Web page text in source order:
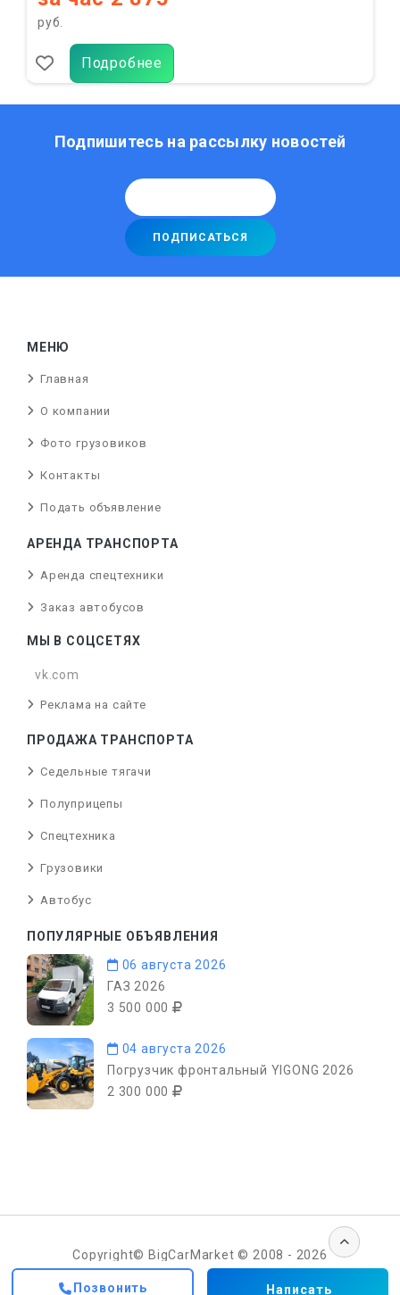
Позвонить Написать
руб.
Подробнее
Подпишитесь на рассылку новостей
МЕНЮ
Главная
О компании
Фото грузовиков
Контакты
Подать объявление
АРЕНДА ТРАНСПОРТА
Аренда спецтехники
Заказ автобусов
МЫ В СОЦСЕТЯХ
vk.com
Реклама на сайте
ПРОДАЖА ТРАНСПОРТА
Седельные тягачи
Полуприцепы
Спецтехника
Грузовики
Автобус
ПОПУЛЯРНЫЕ ОБЪЯВЛЕНИЯ
06 августа 2026
ГАЗ 2026
3 500 000
04 августа 2026
Погрузчик фронтальный YIGONG 2026
2 300 000
Copyright© BigCarMarket © 2008 - 2026